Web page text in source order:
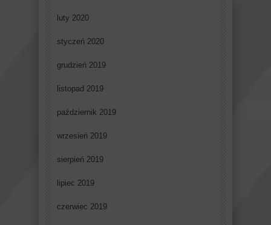
luty 2020
styczeń 2020
grudzień 2019
listopad 2019
październik 2019
wrzesień 2019
sierpień 2019
lipiec 2019
czerwiec 2019